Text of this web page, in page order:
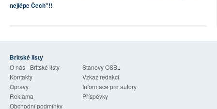
nejlépe Čech"!!
Britské listy
O nás - Britské listy
Stanovy OSBL
Kontakty
Vzkaz redakci
Opravy
Informace pro autory
Reklama
Příspěvky
Obchodní podmínky